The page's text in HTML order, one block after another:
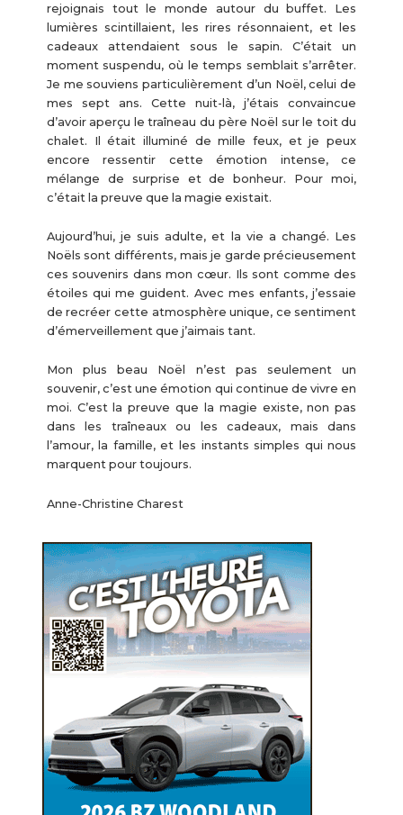
rejoignais tout le monde autour du buffet. Les
lumières scintillaient, les rires résonnaient, et les
cadeaux attendaient sous le sapin. C’était un
moment suspendu, où le temps semblait s’arrêter.
Je me souviens particulièrement d’un Noël, celui de
mes sept ans. Cette nuit-là, j’étais convaincue
d’avoir aperçu le traîneau du père Noël sur le toit du
chalet. Il était illuminé de mille feux, et je peux
encore ressentir cette émotion intense, ce
mélange de surprise et de bonheur. Pour moi,
c’était la preuve que la magie existait.
Aujourd’hui, je suis adulte, et la vie a changé. Les
Noëls sont différents, mais je garde précieusement
ces souvenirs dans mon cœur. Ils sont comme des
étoiles qui me guident. Avec mes enfants, j’essaie
de recréer cette atmosphère unique, ce sentiment
d’émerveillement que j’aimais tant.
Mon plus beau Noël n’est pas seulement un
souvenir, c’est une émotion qui continue de vivre en
moi. C’est la preuve que la magie existe, non pas
dans les traîneaux ou les cadeaux, mais dans
l’amour, la famille, et les instants simples qui nous
marquent pour toujours.
Anne-Christine Charest